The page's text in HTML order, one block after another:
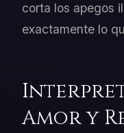
corta los apegos
exactamente lo
Amor y